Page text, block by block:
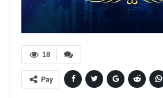
18
Pay